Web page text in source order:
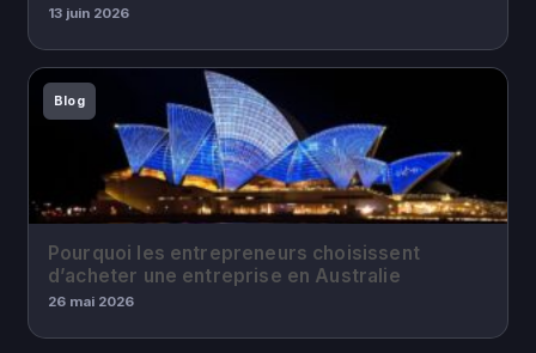
13 juin 2026
Blog
Pourquoi les entrepreneurs choisissent
d’acheter une entreprise en Australie
26 mai 2026